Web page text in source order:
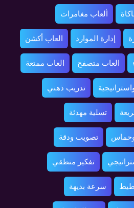
ألعاب مغامرات
إدارة الموارد العاب أكشن
العاب متصفح العاب ممتعة
تدريب ذهني
تسلية مهدئة
تصويب ودقة
تفكير منطقي
سرعة بديهة